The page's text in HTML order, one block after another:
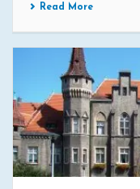
Read More